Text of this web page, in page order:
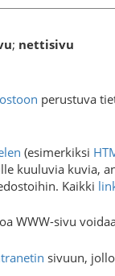
; nettisivu
perustuva
(esimerkiksi
kuuluvia kuvia,
Kaikki
WWW-sivu
sivuun,